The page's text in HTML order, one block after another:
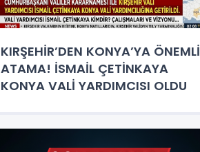
KIRŞEHİR’DEN KONYA’YA ÖNEMLİ
ATAMA! İSMAİL ÇETİNKAYA
KONYA VALİ YARDIMCISI OLDU